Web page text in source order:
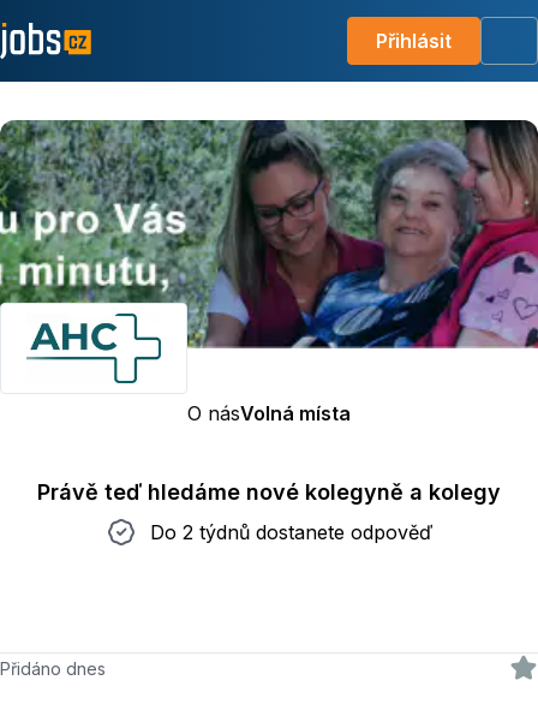
Přihlásit
O násVolná místa
Právě teď hledáme nové kolegyně a kolegy
Do 2 týdnů dostanete odpověď
Do 2 týdnů dostanete odpověď
Přidáno dnes